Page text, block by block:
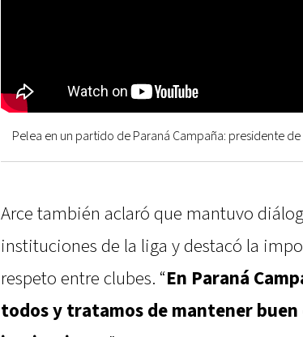
Pelea en un partido de Paraná Campaña: presidente
Arce también aclaró que mantuvo
instituciones de la liga y destacó la
respeto entre clubes. “En Paraná
todos y tratamos de mantener